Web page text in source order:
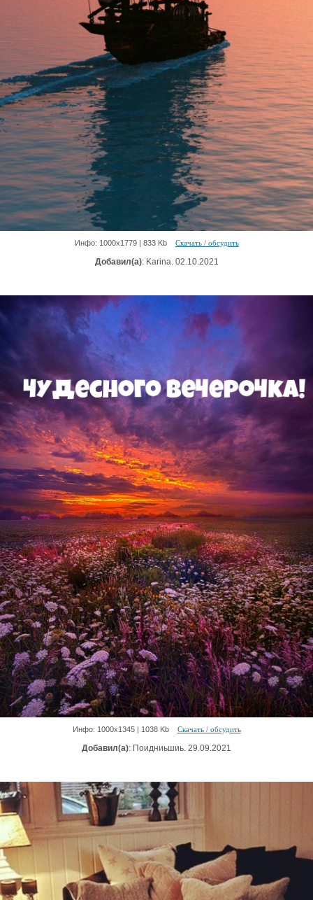
Инфо: 1000х1779 | 833 Kb Скачать / обсудить
Добавил(а): Karina. 02.10.2021
Инфо: 1000х1345 | 1038 Kb Скачать / обсудить
Добавил(а): Поидниьшиь. 29.09.2021